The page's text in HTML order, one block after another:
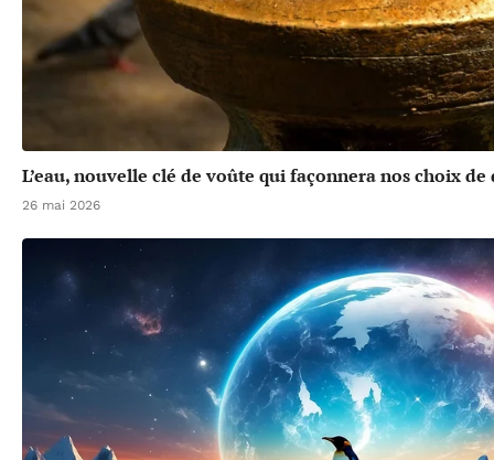
L’eau, nouvelle clé de voûte qui façonnera nos choix
26 mai 2026